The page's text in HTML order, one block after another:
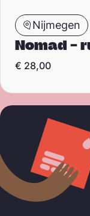
Nijmegen
Nomad –
€ 28,00